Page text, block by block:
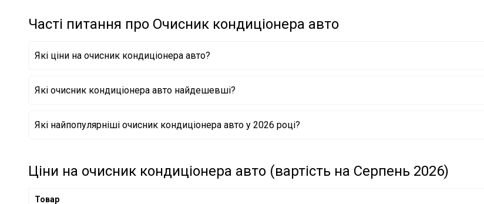
Часті питання про Очисник кондиціонера авто
Які ціни на очисник кондиціонера авто?
Які очисник кондиціонера авто найдешевші?
Очисник кондиціонера авто 20000 LIQUI MOLY
Які найпопулярніші очисник кондиціонера авто у 2026 році?
Ціни на очисник кондиціонера авто (вартість на Серпень 2026)
Товар